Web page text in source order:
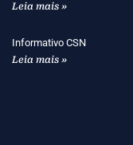
Leia mais »
Informativo CSN
Leia mais »